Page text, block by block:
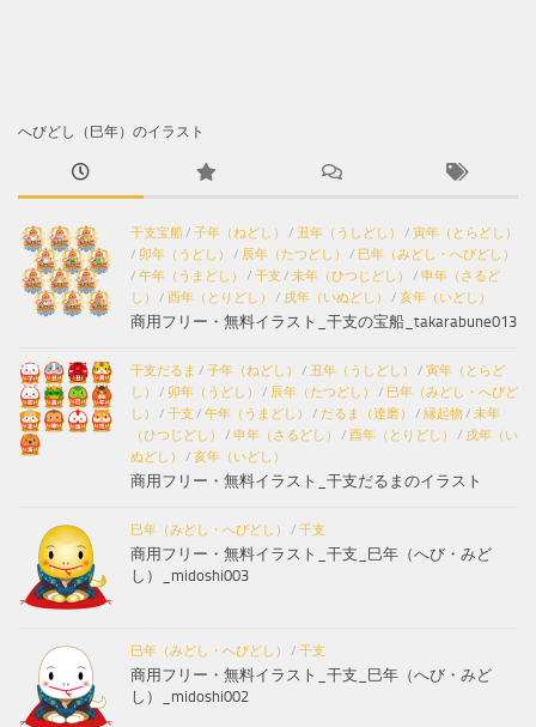
へびどし（巳年）のイラスト
干支宝船/ 子年（ねどし） / 丑年（うしどし） / 寅年（とらどし）
/ 卯年（うどし） / 辰年（たつどし） / 巳年（みどし・へびどし）
/ 午年（うまどし） / 干支 / 未年（ひつじどし） / 申年（さるど
し）
/ 酉年（とりどし） / 戌年（いぬどし） / 亥年（いどし）
商用フリー・無料イラスト_干支の宝船_takarabune013
干支だるま / 子年（ねどし） / 丑年（うしどし） / 寅年（とらど
し）
/ 卯年（うどし） / 辰年（たつどし） / 巳年（みどし・へびど
し）
/ 干支 / 午年（うまどし） / だるま（達磨） / 縁起物/ 未年
（ひつじどし）
/ 申年（さるどし） / 酉年（とりどし） / 戌年（い
ぬどし）
/ 亥年（いどし）
商用フリー・無料イラスト_干支だるまのイラスト
巳年（みどし・へびどし） / 干支
商用フリー・無料イラスト_干支_巳年（へび・みど
し）_midoshi003
巳年（みどし・へびどし） / 干支
商用フリー・無料イラスト_干支_巳年（へび・みど
し）_midoshi002